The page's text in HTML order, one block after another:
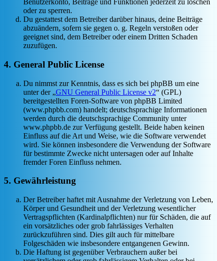
Benutzerkonto, Beiträge und Funktionen jederzeit zu löschen
oder zu sperren.
Du gestattest dem Betreiber darüber hinaus, deine Beiträge
abzuändern, sofern sie gegen o. g. Regeln verstoßen oder
geeignet sind, dem Betreiber oder einem Dritten Schaden
zuzufügen.
4. General Public License
Du nimmst zur Kenntnis, dass es sich bei phpBB um eine
unter der „GNU General Public License v2“ (GPL)
bereitgestellten Foren-Software von phpBB Limited
(www.phpbb.com) handelt; deutschsprachige Informationen
werden durch die deutschsprachige Community unter
www.phpbb.de zur Verfügung gestellt. Beide haben keinen
Einfluss auf die Art und Weise, wie die Software verwendet
wird. Sie können insbesondere die Verwendung der Software
für bestimmte Zwecke nicht untersagen oder auf Inhalte
fremder Foren Einfluss nehmen.
5. Gewährleistung
Der Betreiber haftet mit Ausnahme der Verletzung von Leben,
Körper und Gesundheit und der Verletzung wesentlicher
Vertragspflichten (Kardinalpflichten) nur für Schäden, die auf
ein vorsätzliches oder grob fahrlässiges Verhalten
zurückzuführen sind. Dies gilt auch für mittelbare
Folgeschäden wie insbesondere entgangenen Gewinn.
Die Haftung ist gegenüber Verbrauchern außer bei